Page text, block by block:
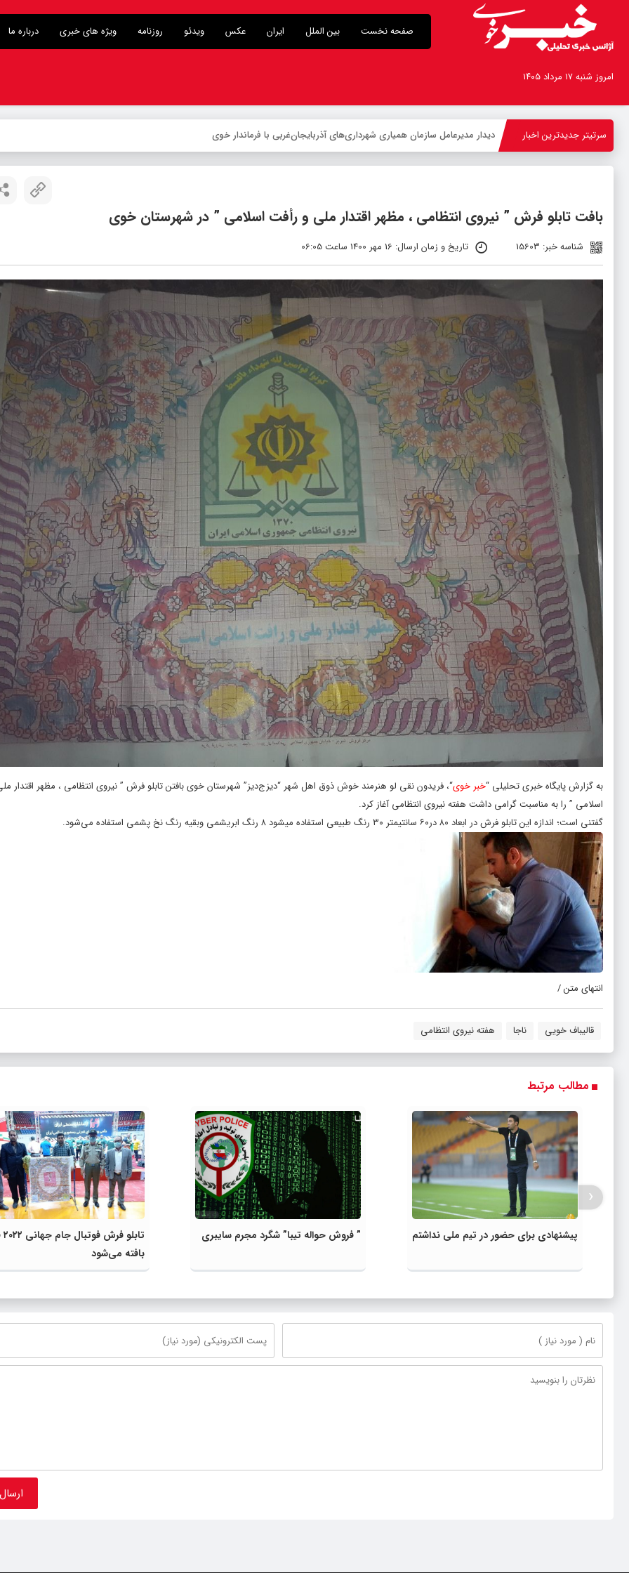
صفحه نخست بین الملل ایران عکس ویدئو روزنامه ویژه های خبری درباره ما
امروز شنبه ۱۷ مرداد ۱۴۰۵
سرتیتر جدیدترین اخبار -
بافت تابلو فرش ” نیروی انتظامی ، مظهر اقتدار ملی و رأفت اسلامی ” در شهرستان خوی
شناسه خبر: 15603 تاریخ و زمان ارسال: 16 مهر 1400 ساعت 06:05
به گزارش پایگاه خبری تحلیلی “خبر خوی“، فریدون نقی لو هنرمند خوش ذوق اهل شهر “دیزج‌دیز” شهرستان خوی بافتن تابلو فرش ” نیروی انتظامی ، مظهر اقتدار
اسلامی ” را به مناسبت گرامی داشت هفته نیروی انتظامی آغاز کرد.
گفتنی است؛ اندازه این تابلو فرش در ابعاد ۸۰ در۶۰ سانتیمتر ۳۰ رنگ طبیعی استفاده میشود ۸ رنگ ابریشمی وبقیه رنگ نخ پشمی استفاده می‌شود.
انتهای متن /
قالیباف خویی ناجا هفته نیروی انتظامی
مطالب مرتبط
پیشنهادی برای حضور در تیم ملی نداشتم ” فروش حواله تیبا” شگرد مجرم سایبری
بافته می‌شود
‹